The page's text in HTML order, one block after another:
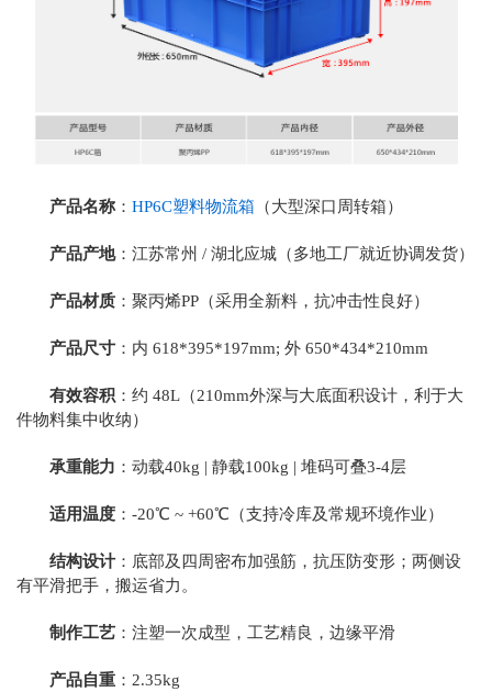
产品名称： HP6C塑料物流箱 （大型深口周转箱）
产品产地：江苏常州 / 湖北应城（多地工厂就近协调发货）
产品材质 ： 聚丙烯PP （采用全新料，抗冲击性良好）
产品尺寸 ：内 618*395*197mm; 外 650*434*210mm
有效容积 ：约 48L（210mm外深与大底面积设计，利于大
件物料集中收纳）
承重能力 ：动载40kg | 静载100kg | 堆码可叠3-4层
适用温度 ：-20℃ ~ +60℃（支持冷库及常规环境作业）
结构设计：底部及四周密布加强筋，抗压防变形；两侧设
有平滑把手，搬运省力。
制作工艺 ：注塑一次成型，工艺精良，边缘平滑
产品自重 ： 2.35kg